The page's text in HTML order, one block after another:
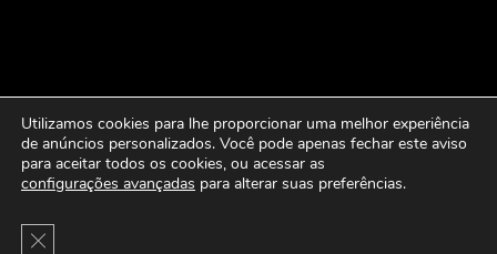
Utilizamos cookies para lhe proporcionar uma melhor experiência
de anúncios personalizados. Você pode apenas fechar este aviso
para aceitar todos os cookies, ou acessar as
configurações avançadas para alterar suas preferências.
Close GDPR Cookie Banner